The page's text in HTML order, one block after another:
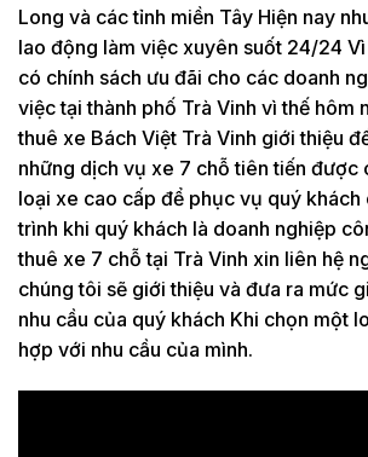
Long và các tỉnh miền Tây Hiện nay
lao động làm việc xuyên suốt 24/24
có chính sách ưu đãi cho các doanh
việc tại thành phố Trà Vinh vì thế hôm
thuê xe Bách Việt Trà Vinh giới thiệu
những dịch vụ xe 7 chỗ tiên tiến được
loại xe cao cấp để phục vụ quý khách
trình khi quý khách là doanh nghiệp
thuê xe 7 chỗ tại Trà Vinh xin liên hệ
chúng tôi sẽ giới thiệu và đưa ra mức
nhu cầu của quý khách Khi chọn một
hợp với nhu cầu của mình.